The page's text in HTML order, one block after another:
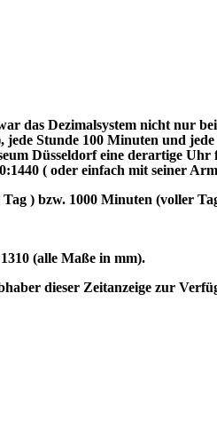
das Dezimalsystem nicht nur
Stunde 100 Minuten und
Düsseldorf eine derartige
( oder einfach mit seiner
) bzw. 1000 Minuten (voller
(alle Maße in mm).
dieser Zeitanzeige zur